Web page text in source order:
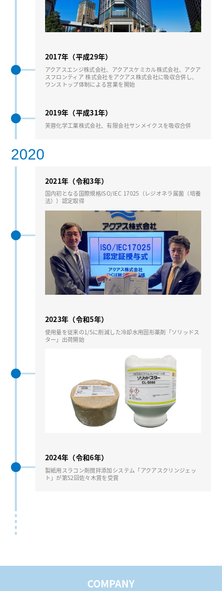
2017年（平成29年）
アクアスエンジ株式会社、アクアスケミカル株式会社、アクア
スフロンティア 株式会社をアクアス株式会社に吸収合併し、
ワンストップ体制による営業を開始
2019年（平成31年）
芙蓉化学⼯業株式会社、有限会社サンメイクスを吸収合併
2020
2021年（令和3年）
国内初となる国際規格ISO/IEC 17025（レジオネラ属菌（培養
法））認定取得
2023年（令和5年）
使用量を従来の1/5に削減した冷却水用固形薬剤「ソリッドス
ター」出荷開始
2024年（令和6年）
製紙用スラコン剤撹拌添加システム「アクアスクリンジェッ
ト」が第52回佐々木賞を受賞
COMPANY